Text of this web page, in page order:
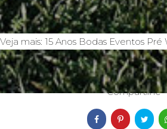
Veja mais: 15 Anos Bodas Eventos Pré
04/10/2019
Compartilhe